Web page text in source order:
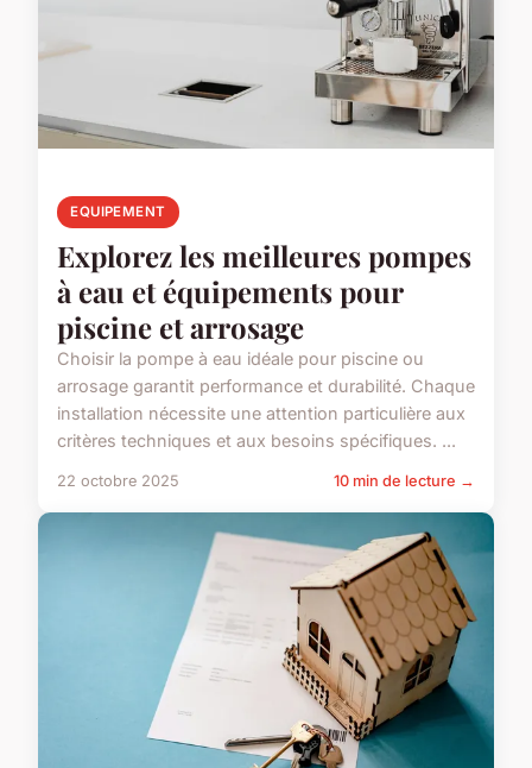
EQUIPEMENT
Explorez les meilleures pompes
à eau et équipements pour
piscine et arrosage
Choisir la pompe à eau idéale pour piscine ou
arrosage garantit performance et durabilité. Chaque
installation nécessite une attention particulière aux
critères techniques et aux besoins spécifiques. ...
22 octobre 2025 10 min de lecture →